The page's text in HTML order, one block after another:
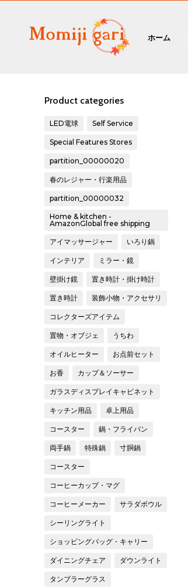
ホーム
Product categories
LED電球 Self Service
Special Features Stores
partition_00000020
春のレジャー・行楽用品
partition_00000032
Home & kitchen -
AmazonGlobal free shipping
アイマッサージャー いろり鍋
インテリア ミラー・鏡
壁掛け鏡 置き時計・掛け時計
置き時計 装飾小物・アクセサリ
コレクターズアイテム
置物・オブジェ うちわ
オイルヒーター お点前セット
お香 カップ＆ソーサー
ガラスディスプレイキャビネット
キッチン用品 卓上用品
コースター 鍋・フライパン
両手鍋 特殊鍋 寸胴鍋
コースター
コーヒーカップ・マグ
コーヒーメーカー サラダボウル
シーリングライト
ショッピングバッグ・キャリー
ダイニングチェア ダウンライト
タンブラーグラス